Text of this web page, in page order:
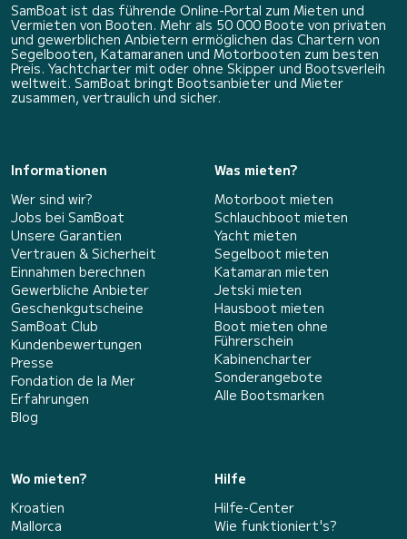
SamBoat ist das führende Online-Portal zum Mieten und
Vermieten von Booten. Mehr als 50 000 Boote von privaten
und gewerblichen Anbietern ermöglichen das Chartern von
Segelbooten, Katamaranen und Motorbooten zum besten
Preis. Yachtcharter mit oder ohne Skipper und Bootsverleih
weltweit. SamBoat bringt Bootsanbieter und Mieter
zusammen, vertraulich und sicher.
Informationen
Wer sind wir?
Jobs bei SamBoat
Unsere Garantien
Vertrauen & Sicherheit
Einnahmen berechnen
Gewerbliche Anbieter
Geschenkgutscheine
SamBoat Club
Kundenbewertungen
Presse
Fondation de la Mer
Erfahrungen
Blog
Was mieten?
Motorboot mieten
Schlauchboot mieten
Yacht mieten
Segelboot mieten
Katamaran mieten
Jetski mieten
Hausboot mieten
Boot mieten ohne
Führerschein
Kabinencharter
Sonderangebote
Alle Bootsmarken
Wo mieten?
Kroatien
Mallorca
Hilfe
Hilfe-Center
Wie funktioniert's?